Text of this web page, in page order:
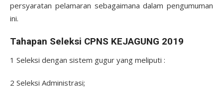
persyaratan pelamaran sebagaimana dalam pengumuman
ini.
Tahapan Seleksi CPNS KEJAGUNG 2019
1 Seleksi dengan sistem gugur yang meliputi :
2 Seleksi Administrasi;